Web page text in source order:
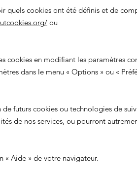
quels cookies ont été définis et de
ou
cookies en modifiant les paramètres
dans le menu « Options » ou «
futurs cookies ou technologies de
de nos services, ou pourront
« Aide » de votre navigateur.